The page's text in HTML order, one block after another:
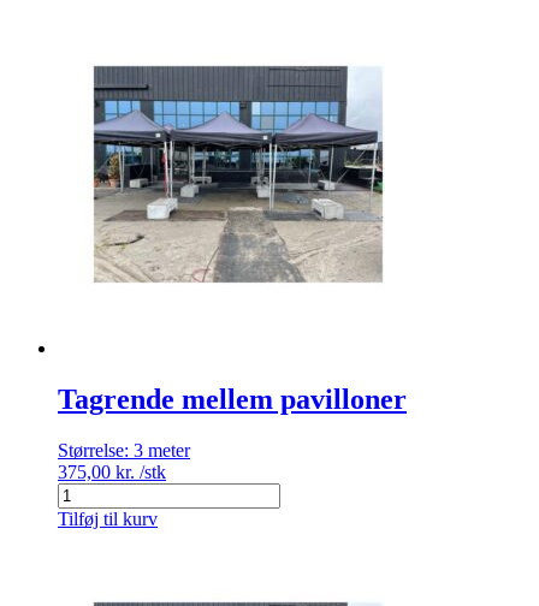
meter
Tagrende mellem pavilloner
Størrelse: 3 meter
375,00 kr. /stk
Tagrende
mellem
pavilloner
Tilføj til kurv